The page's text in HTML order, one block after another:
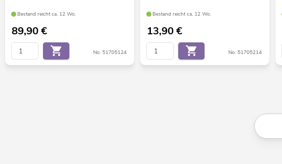
Bestand reicht ca. 12 Wo.
89,90€
No. 51705124
Bestand reicht ca. 12 Wo.
13,90€
No. 51705214